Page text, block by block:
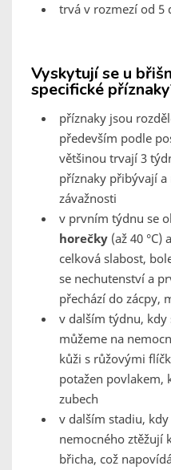
trvá v rozmezí od 5
Vyskytují se u
specifické
příznaky jsou
především podle
většinou trvají 3
příznaky přibývají a
závažnosti
v prvním týdnu se
horečky (až 40
celková slabost,
se nechutenství a
přechází do zácpy,
v dalším týdnu, kdy
můžeme na
kůži s růžovými
potažen povlakem,
zubech
v dalším stadiu,
nemocného ztěžují
břicha, což